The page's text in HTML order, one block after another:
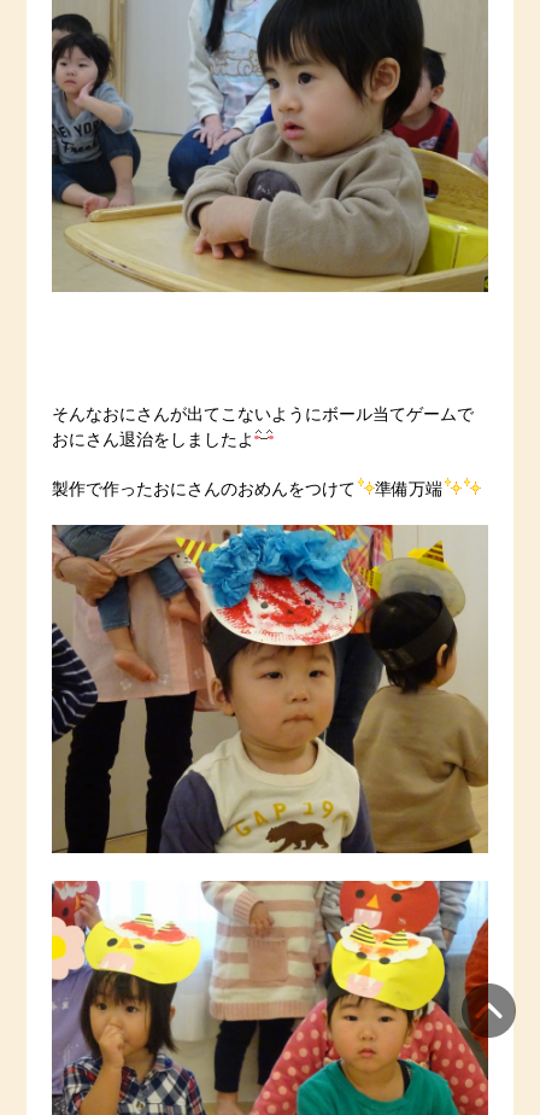
そんなおにさんが出てこないようにボール当てゲームで
おにさん退治をしましたよ
製作で作ったおにさんのおめんをつけて 準備万端